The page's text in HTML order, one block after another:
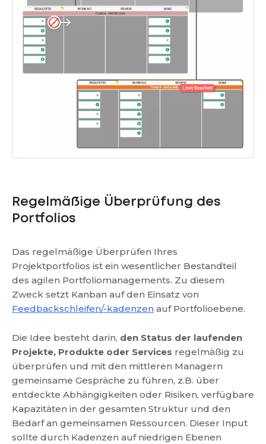
Regelmäßige Überprüfung des
Portfolios
Das regelmäßige Überprüfen Ihres
Projektportfolios ist ein wesentlicher Bestandteil
des agilen Portfoliomanagements. Zu diesem
Zweck setzt Kanban auf den Einsatz von
Feedbackschleifen/-kadenzen auf Portfolioebene.
Die Idee besteht darin, den Status der laufenden
Projekte, Produkte oder Services regelmäßig zu
überprüfen und mit den mittleren Managern
gemeinsame Gespräche zu führen, z.B. über
entdeckte Abhängigkeiten oder Risiken, verfügbare
Kapazitäten in der gesamten Struktur und den
Bedarf an gemeinsamen Ressourcen. Dieser Input
sollte durch Kadenzen auf niedrigen Ebenen